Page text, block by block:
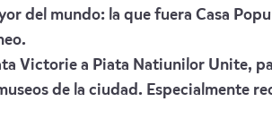
del mundo: la que fuera Casa
Victorie a Piata Natiunilor Unite,
de la ciudad. Especialmente